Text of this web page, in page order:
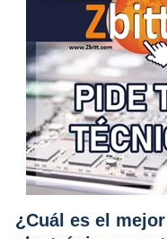
¿Cuál es el